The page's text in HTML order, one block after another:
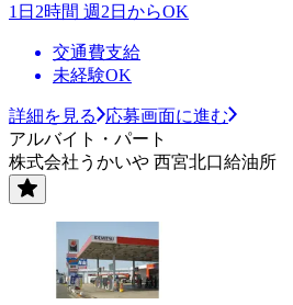
1日2時間 週2日からOK
交通費支給
未経験OK
詳細を見る
応募画面に進む
アルバイト・パート
株式会社うかいや 西宮北口給油所